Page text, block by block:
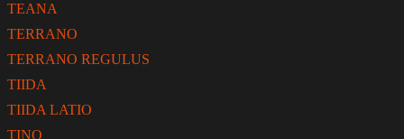
TEANA
TERRANO
TERRANO REGULUS
TIIDA
TIIDA LATIO
TINO